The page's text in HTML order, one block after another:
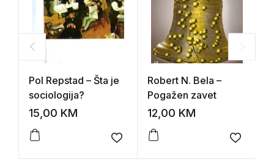
Pol Repstad – Šta je
sociologija?
15,00 KM
Add to wishlist
Robert N. Bela –
Pogažen zavet
12,00 KM
Add to